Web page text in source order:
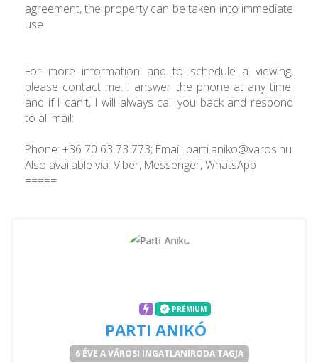
agreement, the property can be taken into immediate
use.
For more information and to schedule a viewing,
please contact me. I answer the phone at any time,
and if I can't, I will always call you back and respond
to all mail:
Phone: +36 70 63 73 773; Email: parti.aniko@varos.hu
Also available via: Viber, Messenger, WhatsApp
=====
PRÉMIUM
PARTI ANIKÓ
6 ÉVE A VÁROSI INGATLANIRODA TAGJA